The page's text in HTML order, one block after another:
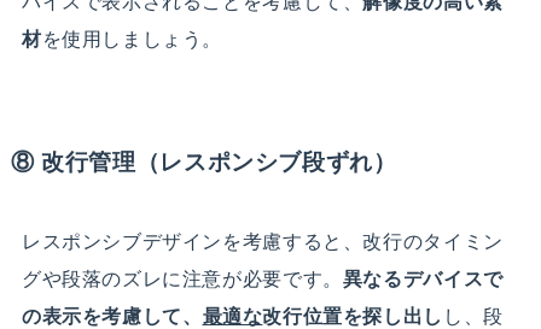
材を使用しましょう。
⑧ 改行管理（レスポンシブ段ずれ）
レスポンシブデザインを考慮すると、改行のタイミン
グや段落のズレに注意が必要です。 異なるデバイスで
の表示を考慮して、 最適な改行位置を探し出し し、段